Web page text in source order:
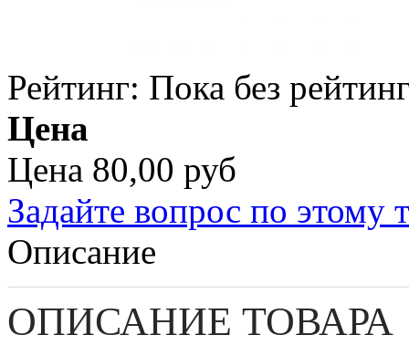
Рейтинг: Пока без
Цена
Цена 80,00 руб
Задайте вопрос по этому
Описание
ОПИСАНИЕ ТОВАРА